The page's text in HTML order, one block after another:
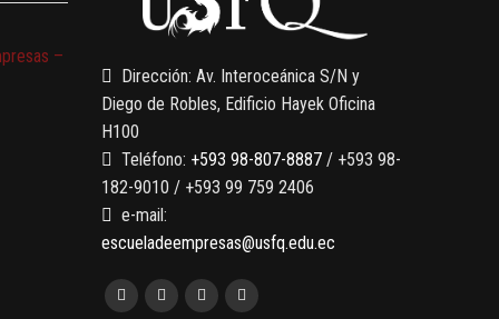
–
Dirección: Av. Interoceánica S/N y
Diego de Robles, Edificio Hayek Oficina
H100
Teléfono: +593 98-807-8887 / +593 98-
182-9010 / +593 99 759 2406
e-mail:
escueladeempresas@usfq.edu.ec